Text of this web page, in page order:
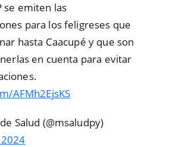
se emiten las
para los feligreses que
hasta Caacupé y que son
en cuenta para evitar
AFMh2EjsKS
Salud (@msaludpy)